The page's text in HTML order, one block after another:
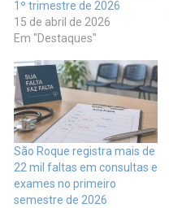
1º trimestre de 2026
15 de abril de 2026
Em "Destaques"
São Roque registra mais de
22 mil faltas em consultas e
exames no primeiro
semestre de 2026